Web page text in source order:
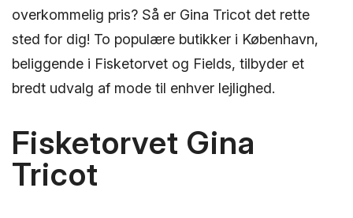
overkommelig pris? Så er Gina Tricot det rette
sted for dig! To populære butikker i København,
beliggende i Fisketorvet og Fields, tilbyder et
bredt udvalg af mode til enhver lejlighed.
Fisketorvet Gina
Tricot